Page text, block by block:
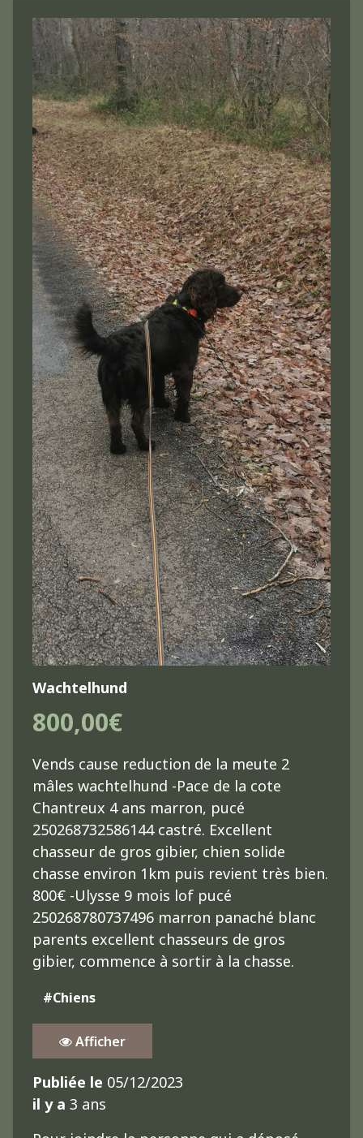
Wachtelhund
800,00€
Vends cause reduction de la meute 2
mâles wachtelhund -Pace de la cote
Chantreux 4 ans marron, pucé
250268732586144 castré. Excellent
chasseur de gros gibier, chien solide
chasse environ 1km puis revient très bien.
800€ -Ulysse 9 mois lof pucé
250268780737496 marron panaché blanc
parents excellent chasseurs de gros
gibier, commence à sortir à la chasse.
#Chiens
Afficher
Publiée le 05/12/2023
il y a 3 ans